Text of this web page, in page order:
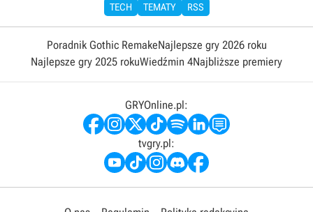
TECH
TEMATY RSS
Poradnik Gothic RemakeNajlepsze gry 2026 roku
Najlepsze gry 2025 rokuWiedźmin 4Najbliższe premiery
GRYOnline.pl:
tvgry.pl: